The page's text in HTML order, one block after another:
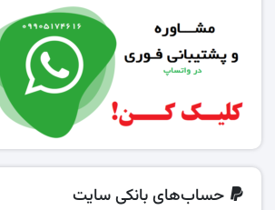
حساب‌های بانکی سایت